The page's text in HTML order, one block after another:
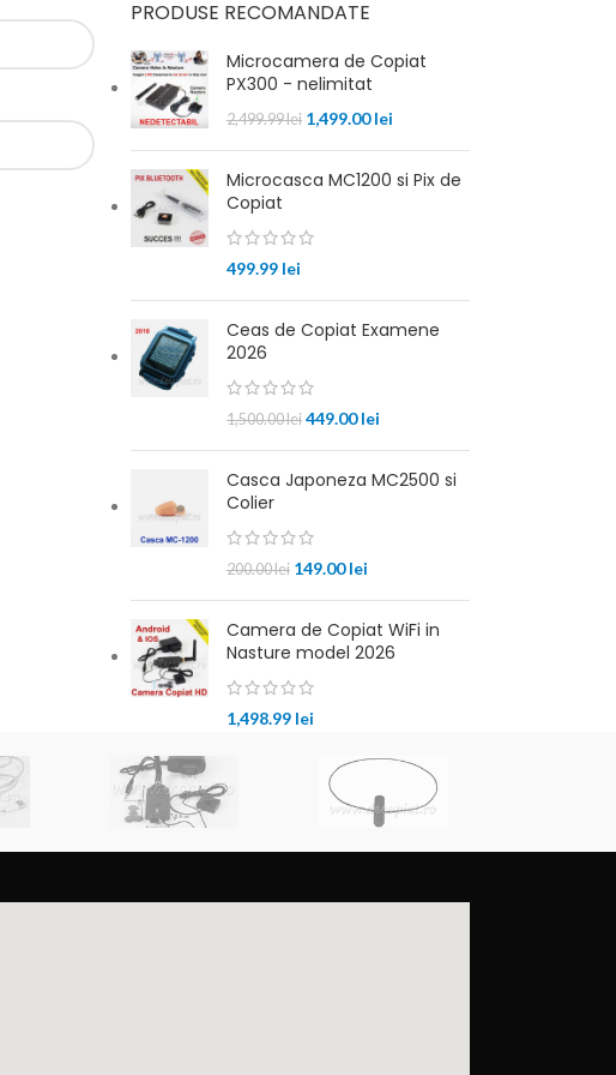
PRODUSE RECOMANDATE
Microcamera de Copiat
PX300 - nelimitat
2,499.99lei 1,499.00lei
Microcasca MC1200 si Pix de
Copiat
499.99 lei
Ceas de Copiat Examene
2026
1,500.00lei 449.00lei
Casca Japoneza MC2500 si
Colier
200.00lei 149.00lei
Camera de Copiat WiFi in
Nasture model 2026
1,498.99 lei